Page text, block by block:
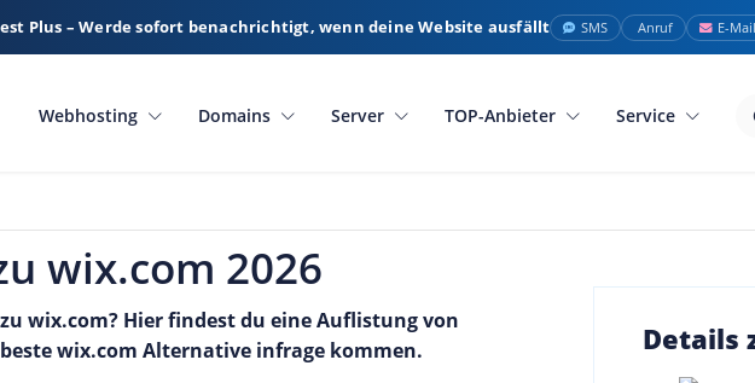
Plus – Werde sofort benachrichtigt, wenn deine Website ausfällt SMS Anruf E-Mail
Webhosting Domains Server TOP-Anbieter Service
wix.com 2026
wix.com? Hier findest du eine Auflistung von
wix.com Alternative infrage kommen.
Details